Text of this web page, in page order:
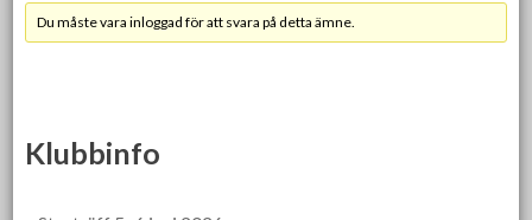
Du måste vara inloggad för att svara på detta ämne.
Klubbinfo